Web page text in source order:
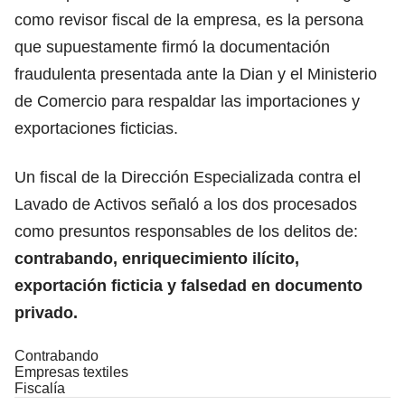
como revisor fiscal de la empresa, es la persona
que supuestamente firmó la documentación
fraudulenta presentada ante la Dian y el Ministerio
de Comercio para respaldar las importaciones y
exportaciones ficticias.
Un fiscal de la Dirección Especializada contra el
Lavado de Activos señaló a los dos procesados
como presuntos responsables de los delitos de:
contrabando, enriquecimiento ilícito,
exportación ficticia y falsedad en documento
privado.
Contrabando
Empresas textiles
Fiscalía